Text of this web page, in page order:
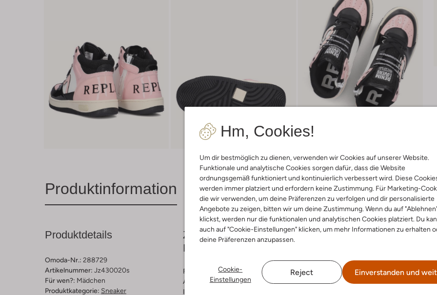
Hm, Cookies!
Um dir bestmöglich zu dienen, verwenden wir Cookies auf unserer Website.
Funktionale und analytische Cookies sorgen dafür, dass die Website
ordnungsgemäß funktioniert und kontinuierlich verbessert wird. Diese
werden immer platziert und erfordern keine Zustimmung. Für Marketing-
die wir verwenden, um deine Präferenzen zu verfolgen und dir personalisierte
Angebote zu zeigen, bitten wir um deine Zustimmung. Wenn du auf
klickst, werden nur die funktionalen und analytischen Cookies platziert. Du
auch auf "Cookie-Einstellungen" klicken, um mehr Informationen zu erhalten
deine Präferenzen anzupassen.
Cookie-
Einstellungen
Reject Einverstanden und
Produktinformation Lieferung & Rückgabe
Produktdetails
Omoda-Nr.: 288729
Artikelnummer: Jz430020s
Für wen?: Mädchen
Produktkategorie: Sneaker
Zusammensetzung &
Passform
Farbe :
Rosa
Außenmaterial:Lack
Innenmaterial: